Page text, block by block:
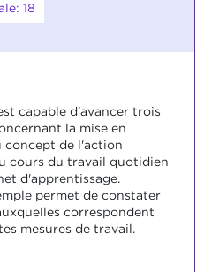
18
capable d'avancer trois
la mise en
concept de l'action
cours du travail quotidien
d'apprentissage.
permet de constater
correspondent
mesures de travail.